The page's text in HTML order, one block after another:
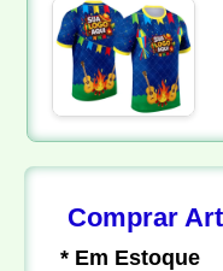
Comprar
* Em Estoque